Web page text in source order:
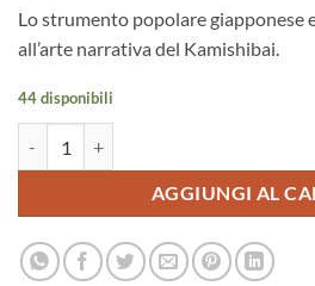
Lo strumento popolare giapponese
all’arte narrativa del Kamishibai.
44 disponibili
AGGIUNGI AL